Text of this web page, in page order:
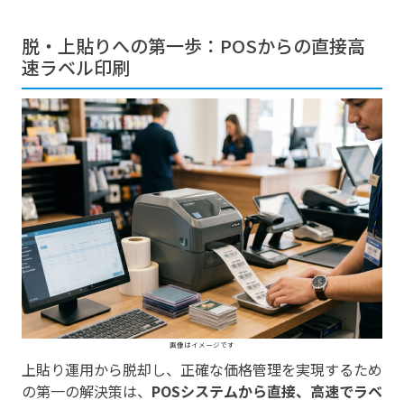
脱・上貼りへの第一歩：POSからの直接高
速ラベル印刷
画像はイメージです
上貼り運用から脱却し、正確な価格管理を実現するため
の第一の解決策は、 POSシステムから直接、高速でラベ